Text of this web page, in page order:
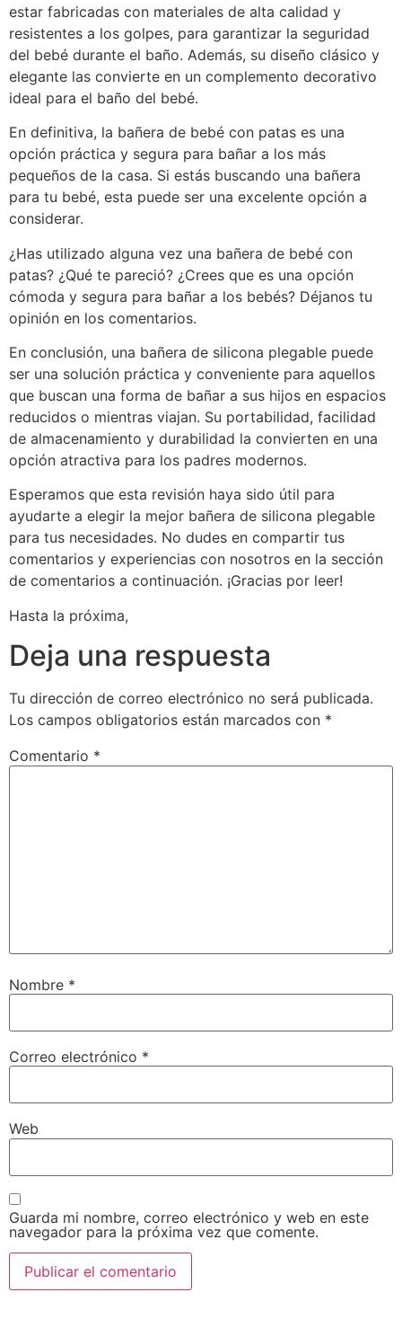
estar fabricadas con materiales de alta calidad y
resistentes a los golpes, para garantizar la seguridad
del bebé durante el baño. Además, su diseño clásico y
elegante las convierte en un complemento decorativo
ideal para el baño del bebé.
En definitiva, la bañera de bebé con patas es una
opción práctica y segura para bañar a los más
pequeños de la casa. Si estás buscando una bañera
para tu bebé, esta puede ser una excelente opción a
considerar.
¿Has utilizado alguna vez una bañera de bebé con
patas? ¿Qué te pareció? ¿Crees que es una opción
cómoda y segura para bañar a los bebés? Déjanos tu
opinión en los comentarios.
En conclusión, una bañera de silicona plegable puede
ser una solución práctica y conveniente para aquellos
que buscan una forma de bañar a sus hijos en espacios
reducidos o mientras viajan. Su portabilidad, facilidad
de almacenamiento y durabilidad la convierten en una
opción atractiva para los padres modernos.
Esperamos que esta revisión haya sido útil para
ayudarte a elegir la mejor bañera de silicona plegable
para tus necesidades. No dudes en compartir tus
comentarios y experiencias con nosotros en la sección
de comentarios a continuación. ¡Gracias por leer!
Hasta la próxima,
Deja una respuesta
Tu dirección de correo electrónico no será publicada.
Los campos obligatorios están marcados con *
Comentario *
Nombre *
Correo electrónico *
Web
Guarda mi nombre, correo electrónico y web en este
navegador para la próxima vez que comente.